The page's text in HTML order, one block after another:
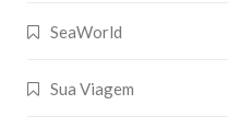
SeaWorld
Sua Viagem